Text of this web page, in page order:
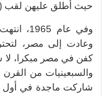
حيث أطلق عليهن لقب
وفي عام
وعادت إلى مصر،
كفن في مصر مبكرا، لا
شاركت ماجدة في أول